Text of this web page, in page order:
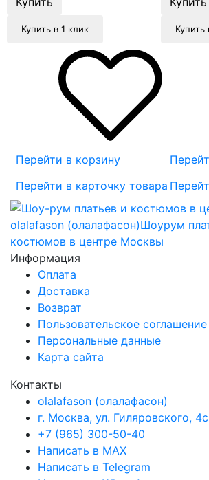
Купить в 1 клик
Перейти в корзину
Перейти в карточку товара
Купить
olalafason (олалафасон)Шоурум
костюмов в центре Москвы
Информация
Оплата
Доставка
Возврат
Пользовательское соглашение
Персональные данные
Карта сайта
Контакты
olalafason (олалафасон)
г. Москва, ул. Гиляровского,
+7 (965) 300-50-40
Написать в MAX
Написать в Telegram